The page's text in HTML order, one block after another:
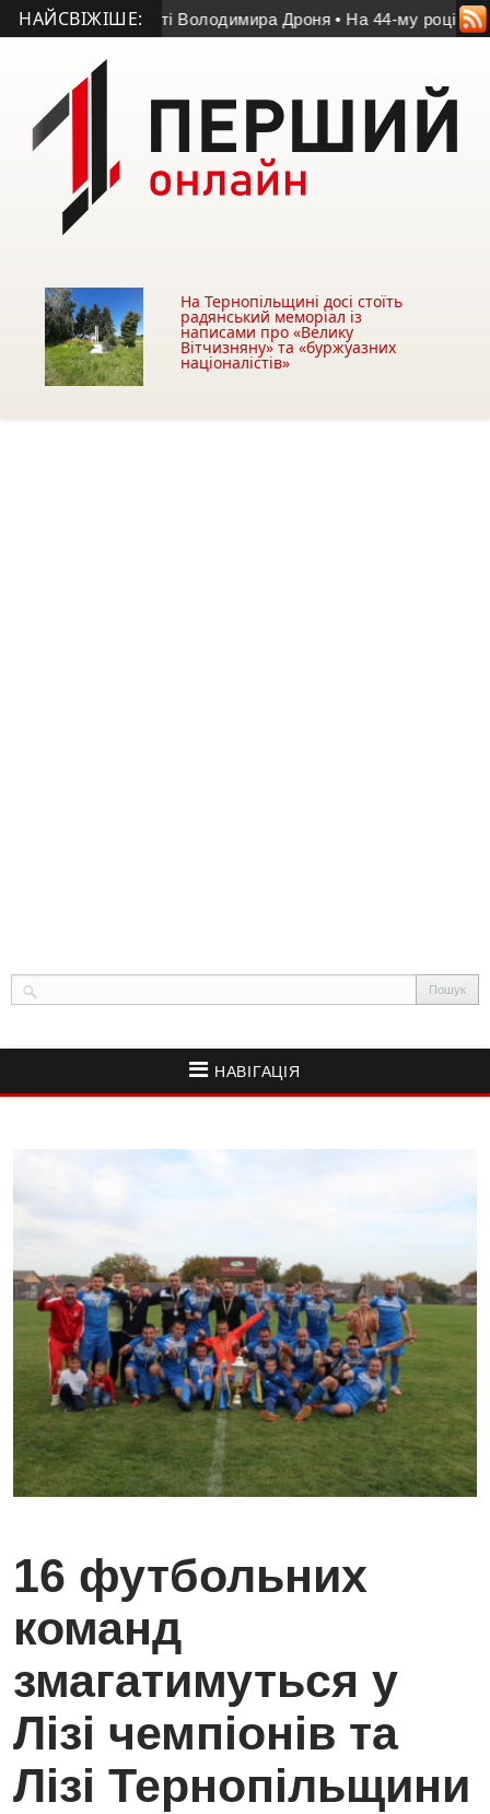
НАЙСВІЖІШЕ:
у матчі пам’яті Володимира Дроня • На 44-му році життя
На Тернопільщині досі стоїть
радянський меморіал із
написами про «Велику
Вітчизняну» та «буржуазних
націоналістів»
НАВІГАЦІЯ
16 футбольних
команд
змагатимуться у
Лізі чемпіонів та
Лізі Тернопільщини